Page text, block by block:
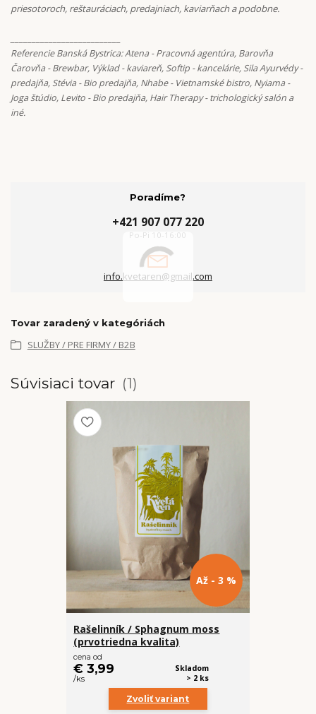
priesotoroch, reštauráciach, predajniach, kaviarňach a podobne.
Referencie Banská Bystrica: Atena - Pracovná agentúra, Barovňa
Čarovňa - Brewbar, Výklad - kaviareň, Softip - kancelárie, Sila Ayurvédy -
predajňa, Stévia - Bio predajňa, Nhabe - Vietnamské bistro, Nyiama -
Joga štúdio, Levito - Bio predajňa, Hair Therapy - trichologický salón a
iné.
Poradíme?
+421 907 077 220
Po-Pi 10-16:00
info.kvetaren@gmail.com
Tovar zaradený v kategóriách
SLUŽBY / PRE FIRMY / B2B
Súvisiaci tovar 1
Až - 3 %
Rašelinník / Sphagnum moss
(prvotriedna kvalita)
cena od
€ 3,99
/ks
Skladom
> 2 ks
Zvoliť variant